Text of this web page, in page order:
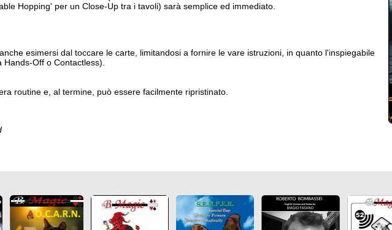
Hopping' per un Close-Up tra i tavoli) sarà semplice ed immediato.
esimersi dal toccare le carte, limitandosi a fornire le vare istruzioni, in quanto l'inspiegabile
Off o Contactless).
routine e, al termine, può essere facilmente ripristinato.